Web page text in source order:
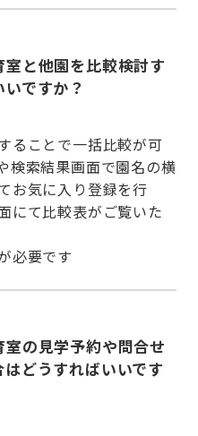
と他園を比較検討す
ですか？
ることで一括比較が可
検索結果画面で園名の横
お気に入り登録を行
にて比較表がご覧いた
必要です
の見学予約や問合せ
どうすればいいです